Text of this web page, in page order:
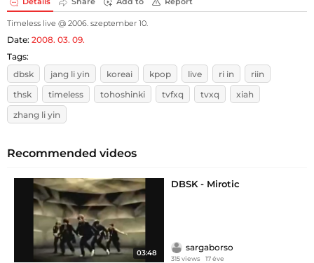
Timeless live @ 2006. szeptember 10.
Date: 2008. 03. 09.
Tags:
dbsk
jang li yin koreai kpop live ri in
riin
thsk
timeless tohoshinki tvfxq tvxq
xiah
zhang li yin
Recommended videos
03:48
DBSK - Mirotic
sargaborso
315 views 17 éve